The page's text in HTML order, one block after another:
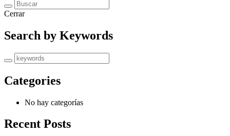
Cerrar
Search by Keywords
Categories
No hay categorías
Recent Posts